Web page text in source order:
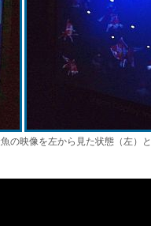
の映像を左から見た状態（左）